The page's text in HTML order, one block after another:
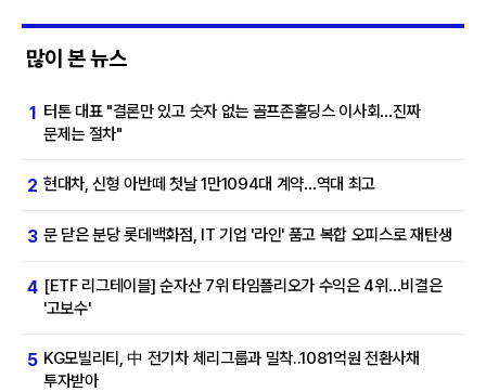
많이 본 뉴스
1 터톤 대표 "결론만 있고 숫자 없는 골프존홀딩스 이사회…진짜
문제는 절차"
2 현대차, 신형 아반떼 첫날 1만1094대 계약…역대 최고
3 문 닫은 분당 롯데백화점, IT 기업 '라인' 품고 복합 오피스로 재탄생
4 [ETF 리그테이블] 순자산 7위 타임폴리오가 수익은 4위…비결은
'고보수'
5 KG모빌리티, 中 전기차 체리그룹과 밀착..1081억원 전환사채
투자받아